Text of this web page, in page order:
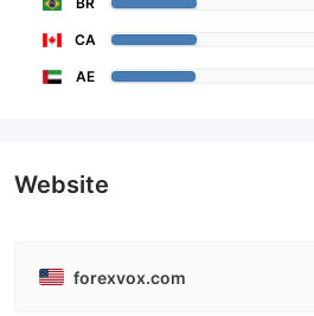
CA
AE
Website
forexvox.com